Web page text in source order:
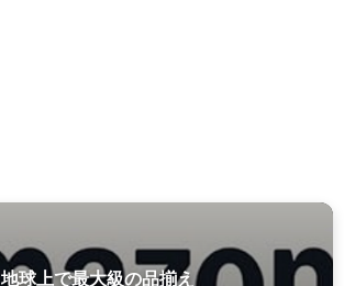
地球上で最大級の品揃え